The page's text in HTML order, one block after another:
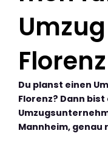
Florenz
Du planst einen
Florenz? Dann
Mannheim, genau